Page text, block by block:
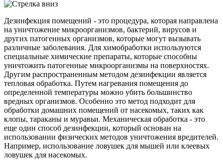
Дезинфекция помещений - это процедура, которая направлена
на уничтожение микроорганизмов, бактерий, вирусов и
других патогенных организмов, которые могут вызывать
различные заболевания. Для химобработки используются
специальные химические препараты, которые способны
уничтожить патогенные микроорганизмы на поверхностях.
Другим распространенным методом дезинфекции является
тепловая обработка. Путем нагревания помещения до
определенной температуры можно убить большинство
вредных организмов. Особенно это метод подходит для
обработки домашних помещений от насекомых, таких как
клопы, тараканы и муравьи. Механическая обработка - это
еще один способ дезинфекции, который основан на
использовании физических методов уничтожения вредителей.
Например, использование ловушек для мышей или клеевых
ловушек для насекомых.